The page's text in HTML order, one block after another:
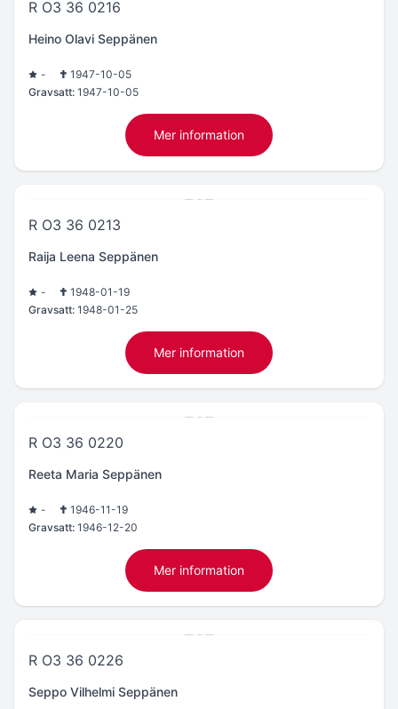
R O3 36 0216
Heino Olavi Seppänen
-
1947-10-05
Gravsatt: 1947-10-05
Mer information
R O3 36 0213
Raija Leena Seppänen
-
1948-01-19
Gravsatt: 1948-01-25
Mer information
R O3 36 0220
Reeta Maria Seppänen
-
1946-11-19
Gravsatt: 1946-12-20
Mer information
R O3 36 0226
Seppo Vilhelmi Seppänen